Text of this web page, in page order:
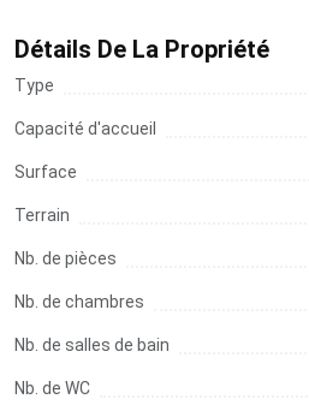
Détails De La Propriété
Type
Capacité d'accueil
Surface
Terrain
Nb. de pièces
Nb. de chambres
Nb. de salles de bain
Nb. de WC